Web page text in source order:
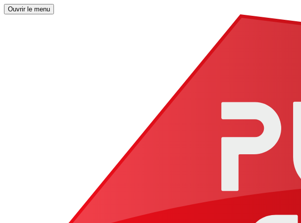
Ouvrir le menu